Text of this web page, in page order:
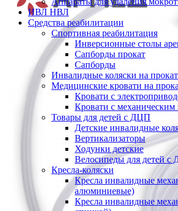
ИВЛ НВЛ
Средства реабилитации
Спортивная реабилитация
Инверсионные столы
Сапборды прокат
Сапборды
Инвалидные коляски на прокат
Медицинские кровати на
Кровати с
Кровати с
Товары для детей с ДЦП
Детские инвалидные
Вертикализаторы
Ходунки детские
Велосипеды для детей
Кресла-коляски
Кресла инвалидные
алюминиевые)
Кресла инвалидные